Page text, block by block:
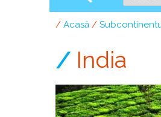
Search
Acasă
India